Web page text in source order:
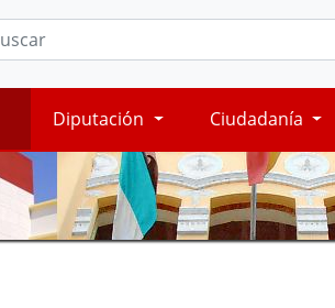
Diputación Ciudadanía